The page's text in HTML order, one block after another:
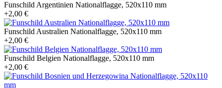
Funschild Argentinien Nationalflagge, 520x110 mm
+2,00 €
Funschild Australien Nationalflagge, 520x110 mm
+2,00 €
Funschild Belgien Nationalflagge, 520x110 mm
+2,00 €